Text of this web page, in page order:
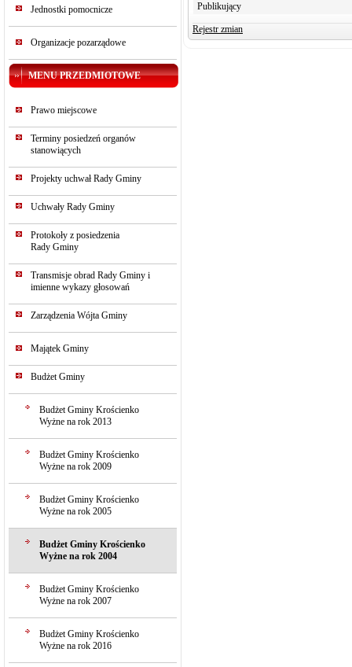
Jednostki pomocnicze
Organizacje pozarządowe
MENU PRZEDMIOTOWE
Prawo miejscowe
Terminy posiedzeń organów
stanowiących
Projekty uchwał Rady Gminy
Uchwały Rady Gminy
Protokoły z posiedzenia
Rady Gminy
Transmisje obrad Rady Gminy i
imienne wykazy głosowań
Zarządzenia Wójta Gminy
Majątek Gminy
Budżet Gminy
Budżet Gminy Krościenko
Wyżne na rok 2013
Budżet Gminy Krościenko
Wyżne na rok 2009
Budżet Gminy Krościenko
Wyżne na rok 2005
Budżet Gminy Krościenko
Wyżne na rok 2004
Budżet Gminy Krościenko
Wyżne na rok 2007
Budżet Gminy Krościenko
Wyżne na rok 2016
Publikujący
Rejestr zmian